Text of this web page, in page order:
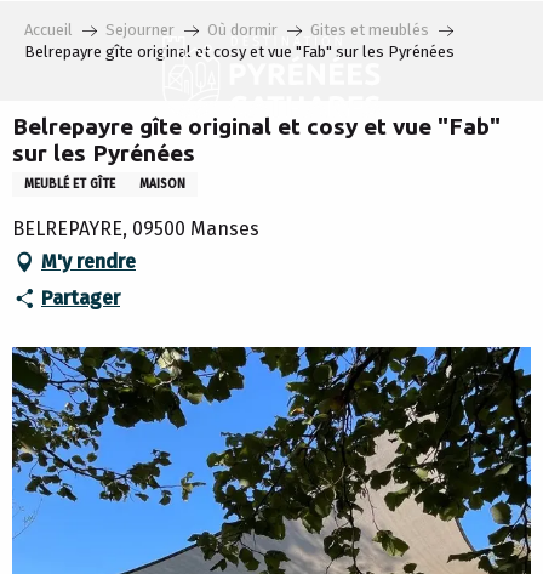
Accueil Sejourner Où dormir
Gites et meublés
Belrepayre gîte original et cosy et vue "Fab" sur les Pyrénées
Belrepayre gîte original et cosy et vue "Fab"
sur les Pyrénées
MEUBLÉ ET GÎTE MAISON
BELREPAYRE, 09500 Manses
M'y rendre
Partager